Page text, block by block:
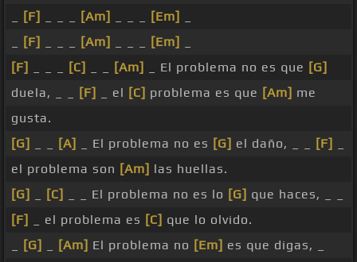
[F] [Am] [Em]
[F] [Am] [Em]
[F]
[C] [Am] _ El problema no es que [G]
duela, _ _
[F] _ el [C] problema es que [Am] me
gusta.
[G]
[A] _ El problema no es [G] el daño, _ _ [F]
el problema son [Am] las huellas.
[G]
[C] _ _ El problema no es lo [G] que haces, _ _
[F]
_ el problema es [C] que lo olvido.
[G] [Am] El problema no [Em] es que digas, _